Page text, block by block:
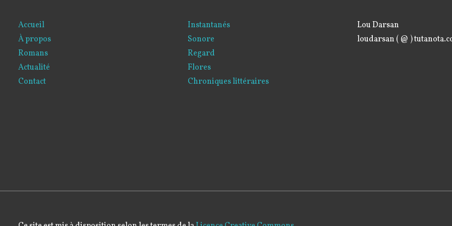
Accueil
À propos
Romans
Actualité
Contact
Instantanés
Sonore
Regard
Flores
Chroniques littéraires
Lou Darsan
loudarsan ( @ )